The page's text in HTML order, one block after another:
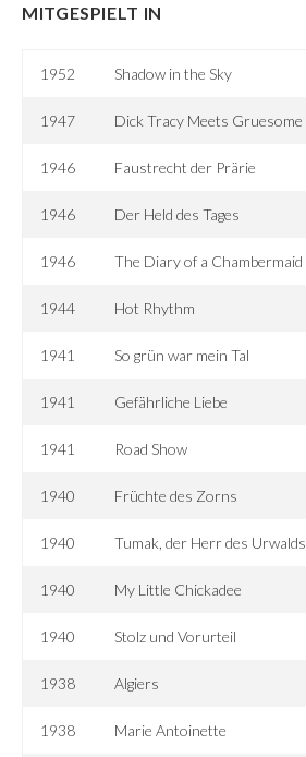
MITGESPIELT IN
1952 Shadow in the Sky
1947 Dick Tracy Meets Gruesome
1946 Faustrecht der Prärie
1946 Der Held des Tages
1946 The Diary of a Chambermaid
1944 Hot Rhythm
1941 So grün war mein Tal
1941 Gefährliche Liebe
1941 Road Show
1940 Früchte des Zorns
1940 Tumak, der Herr des Urwalds
1940 My Little Chickadee
1940 Stolz und Vorurteil
1938 Algiers
1938 Marie Antoinette